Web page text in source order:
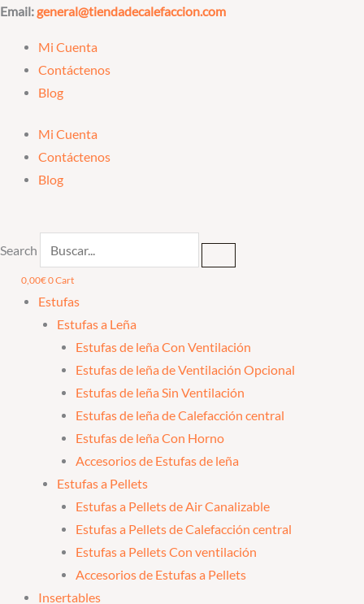
Ir
contenido
Email:general@tiendadecalefaccion.com
Mi Cuenta
Contáctenos
Blog
Mi Cuenta
Contáctenos
Blog
Search
0,00€0Cart
Estufas
Estufas a Leña
Estufas de leña Con Ventilación
Estufas de leña de Ventilación Opcional
Estufas de leña Sin Ventilación
Estufas de leña de Calefacción central
Estufas de leña Con Horno
Accesorios de Estufas de leña
Estufas a Pellets
Estufas a Pellets de Air Canalizable
Estufas a Pellets de Calefacción central
Estufas a Pellets Con ventilación
Accesorios de Estufas a Pellets
Insertables